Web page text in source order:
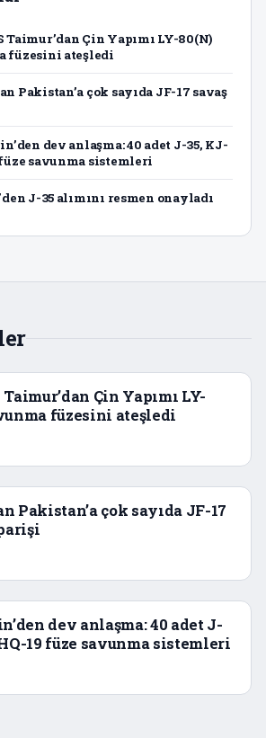
Taimur’dan Çin Yapımı LY-80(N)
füzesini ateşledi
Pakistan’a çok sayıda JF-17 savaş
dev anlaşma: 40 adet J-35, KJ-
savunma sistemleri
J-35 alımını resmen onayladı
Çin Yapımı LY-
füzesini ateşledi
Pakistan’a çok sayıda JF-17
dev anlaşma: 40 adet J-
19 füze savunma sistemleri